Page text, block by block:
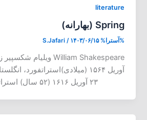
literature
Spring (بهارانه)
%آسترا% S.Jafari / ۱۴۰۳/۰۶/۱۵
آوریل ۱۵۶۴ (میلادی)استراتفورد،
۲۳ آوریل ۱۶۱۶ (۵۲ سال) استراتفورد، انگلستان